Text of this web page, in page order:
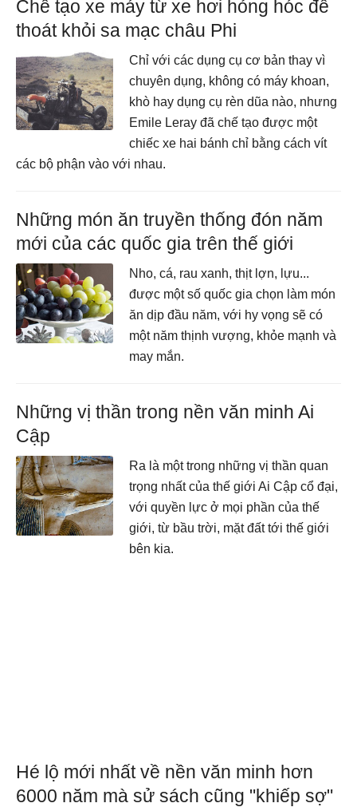
Chế tạo xe máy từ xe hơi hỏng hóc để
thoát khỏi sa mạc châu Phi
Chỉ với các dụng cụ cơ bản thay vì
chuyên dụng, không có máy khoan,
khò hay dụng cụ rèn dũa nào, nhưng
Emile Leray đã chế tạo được một
chiếc xe hai bánh chỉ bằng cách vít
các bộ phận vào với nhau.
Những món ăn truyền thống đón năm
mới của các quốc gia trên thế giới
Nho, cá, rau xanh, thịt lợn, lựu...
được một số quốc gia chọn làm món
ăn dịp đầu năm, với hy vọng sẽ có
một năm thịnh vượng, khỏe mạnh và
may mắn.
Những vị thần trong nền văn minh Ai
Cập
Ra là một trong những vị thần quan
trọng nhất của thế giới Ai Cập cổ đại,
với quyền lực ở mọi phần của thế
giới, từ bầu trời, mặt đất tới thế giới
bên kia.
Hé lộ mới nhất về nền văn minh hơn
6000 năm mà sử sách cũng "khiếp sợ"